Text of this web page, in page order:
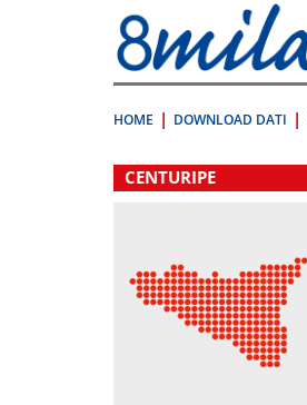
direttamente
a:
Contenuto
HOME DOWNLOAD DATI
.
CENTURIPE